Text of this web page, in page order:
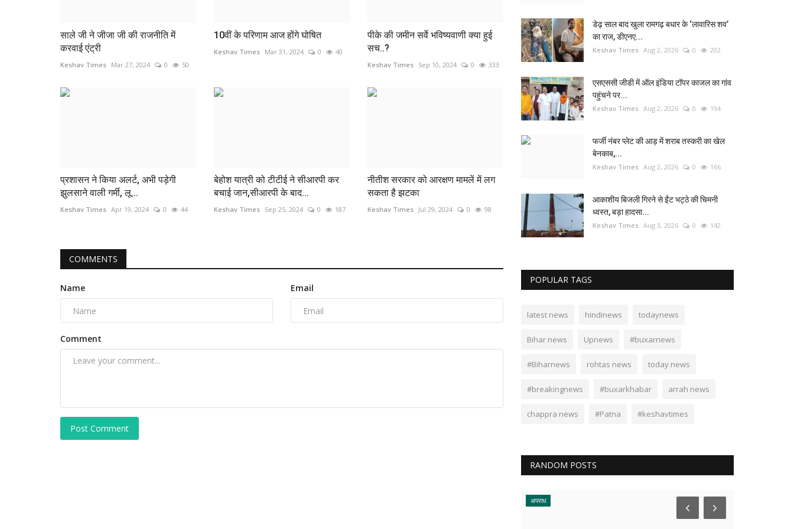
साले जी ने जीजा जी की राजनीति में
करवाई एंट्री
Keshav Times Mar 27, 2024 0 50
10वीं के परिणाम आज होंगे घोषित
Keshav Times Mar 31, 2024 0 40
पीके की जमीन सर्वे भविष्यवाणी क्या हुई
सच..?
Keshav Times Sep 10, 2024 0 333
प्रशासन ने किया अलर्ट, अभी पड़ेगी
झुलसाने वाली गर्मी, लू...
Keshav Times Apr 19, 2024 0 44
बेहोश यात्री को टीटीई ने सीआरपी कर
बचाई जान,सीआरपी के बाद...
Keshav Times Sep 25, 2024 0 187
नीतीश सरकार को आरक्षण मामलें में लग
सकता है झटका
Keshav Times Jul 29, 2024 0 98
COMMENTS
Name Email
Comment
Post Comment
डेढ़ साल बाद खुला रामगढ़ बधार के ‘लावारिस शव’
का राज, डीएनए...
Keshav Times Aug 2, 2026 0 202
एसएससी जीडी में ऑल इंडिया टॉपर काजल का गांव
पहुंचने पर...
Keshav Times Aug 2, 2026 0 194
फर्जी नंबर प्लेट की आड़ में शराब तस्करी का खेल
बेनकाब,...
Keshav Times Aug 2, 2026 0 166
आकाशीय बिजली गिरने से ईंट भट्ठे की चिमनी
ध्वस्त, बड़ा हादसा...
Keshav Times Aug 3, 2026 0 142
POPULAR TAGS
latest news hindinews todaynews
Bihar news Upnews #buxarnews
#Biharnews rohtas news today news
#breakingnews #buxarkhabar arrah news
chappra news #Patna #keshavtimes
RANDOM POSTS
अपराध